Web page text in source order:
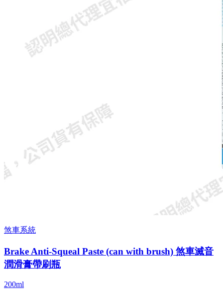
煞車系統
Brake Anti-Squeal Paste (can with brush) 煞車滅音
潤滑膏帶刷瓶
200ml